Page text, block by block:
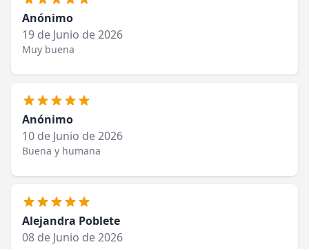
Anónimo
19 de Junio de 2026
Muy buena
Anónimo
10 de Junio de 2026
Buena y humana
Alejandra Poblete
08 de Junio de 2026